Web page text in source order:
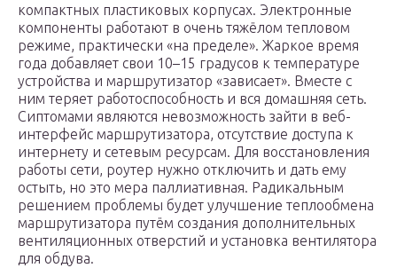
компактных пластиковых корпусах. Электронные
компоненты работают в очень тяжёлом тепловом
режиме, практически «на пределе». Жаркое время
года добавляет свои 10–15 градусов к температуре
устройства и маршрутизатор «зависает». Вместе с
ним теряет работоспособность и вся домашняя сеть.
Сиптомами являются невозможность зайти в веб-
интерфейс маршрутизатора, отсутствие доступа к
интернету и сетевым ресурсам. Для восстановления
работы сети, роутер нужно отключить и дать ему
остыть, но это мера паллиативная. Радикальным
решением проблемы будет улучшение теплообмена
маршрутизатора путём создания дополнительных
вентиляционных отверстий и установка вентилятора
для обдува.